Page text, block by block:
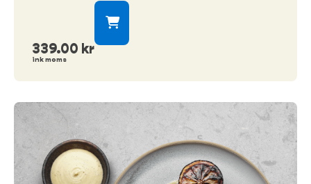
339.00 kr
ink moms